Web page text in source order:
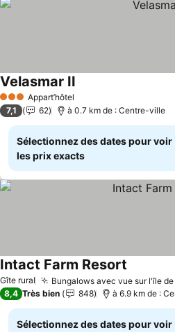
3 ÉtoilesAppart’hôtel
Velasmar II
7,1 62 à 0.7 km de : Centre-ville
Sélectionnez des dates pour voir
les prix exacts
Gîte rural Bungalows avec vue sur l'île
Intact Farm Resort
8,4 Très bien 848 à 6.9 km de :
Sélectionnez des dates pour voir